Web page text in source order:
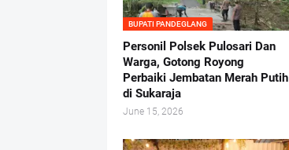
BUPATI PANDEGLANG
Personil Polsek Pulosari Dan
Warga, Gotong Royong
Perbaiki Jembatan Merah Putih
di Sukaraja
June 15, 2026